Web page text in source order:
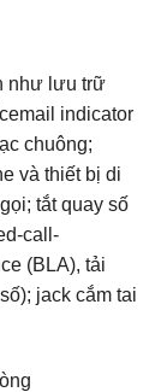
như lưu trữ
indicator
chuông;
và thiết bị di
tắt quay số
call-
(BLA), tải
jack cắm tai